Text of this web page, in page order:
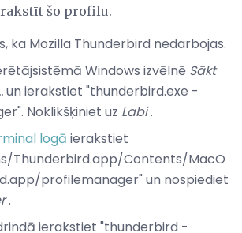
šo profilu.
ka Mozilla Thunderbird nedarbojas.
Windows izvēlnē Sākt
un ierakstiet "thunderbird.exe -
Noklikšķiniet uz Labi.
logā ierakstiet
Thunderbird.app/Contents/MacO
profilemanager" un nospiediet
.
ierakstiet "thunderbird -